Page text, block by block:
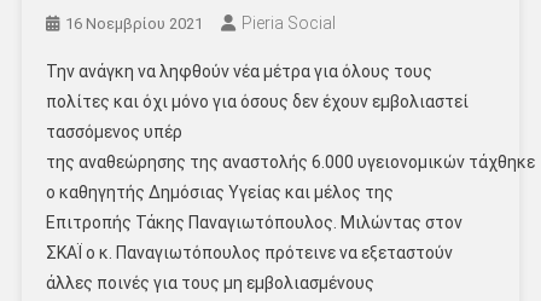
16 Νοεμβρίου 2021 Pieria Social
Την ανάγκη να ληφθούν νέα μέτρα για όλους τους
πολίτες και όχι μόνο για όσους δεν έχουν εμβολιαστεί
τασσόμενος υπέρ
της αναθεώρησης της αναστολής 6.000 υγειονομικών τάχθηκε
ο καθηγητής Δημόσιας Υγείας και μέλος της
Επιτροπής Τάκης Παναγιωτόπουλος. Μιλώντας στον
ΣΚΑΪ ο κ. Παναγιωτόπουλος πρότεινε να εξεταστούν
άλλες ποινές για τους μη εμβολιασμένους